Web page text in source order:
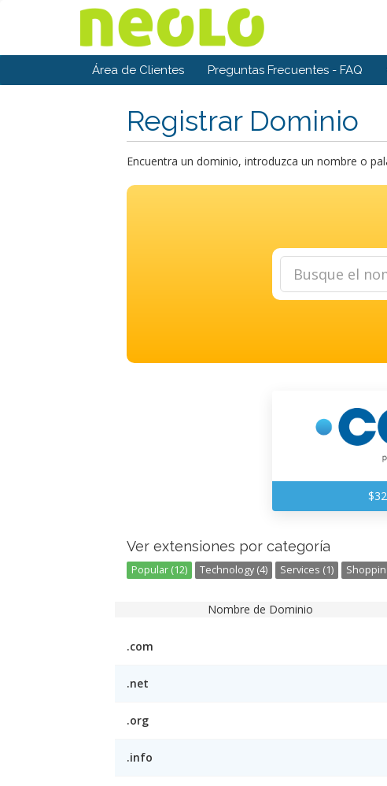
Área de Clientes Preguntas Frecuentes - FAQ
Registrar Dominio
Encuentra un dominio, introduzca un nombre o
Ver extensiones por categoría
Popular (12) Technology (4) Services (1)
Nombre de Dominio
.com
.net
.org
.info